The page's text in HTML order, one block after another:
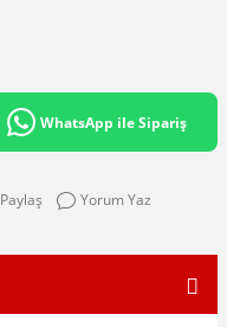
WhatsApp ile Sipariş
Paylaş Yorum Yaz